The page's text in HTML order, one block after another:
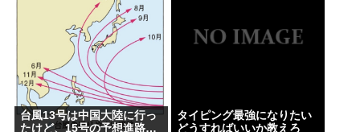
誰かワンウェイネジってやつの外し方教えて
【緊急】少子化の原因、判明するwww
誰でもできる仕事してるやつって死にたくならん
の？
なして君ら「テスラ」買わないの？モデル3なら300
台風13号は中国大陸に行っ
たけど、15号の予想進路…
タイピング最強になりたい
どうすればいいか教えろ